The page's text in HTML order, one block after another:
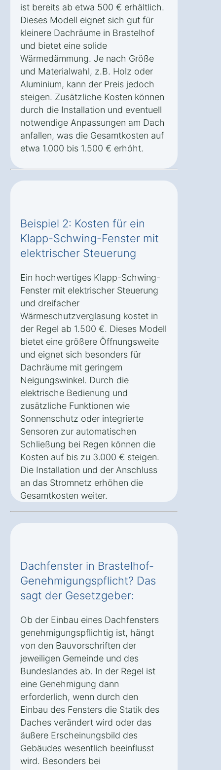
ist bereits ab etwa 500 € erhältlich.
Dieses Modell eignet sich gut für
kleinere Dachräume in Brastelhof
und bietet eine solide
Wärmedämmung. Je nach Größe
und Materialwahl, z.B. Holz oder
Aluminium, kann der Preis jedoch
steigen. Zusätzliche Kosten können
durch die Installation und eventuell
notwendige Anpassungen am Dach
anfallen, was die Gesamtkosten auf
etwa 1.000 bis 1.500 € erhöht.
Beispiel 2: Kosten für ein
Klapp-Schwing-Fenster mit
elektrischer Steuerung
Ein hochwertiges Klapp-Schwing-
Fenster mit elektrischer Steuerung
und dreifacher
Wärmeschutzverglasung kostet in
der Regel ab 1.500 €. Dieses Modell
bietet eine größere Öffnungsweite
und eignet sich besonders für
Dachräume mit geringem
Neigungswinkel. Durch die
elektrische Bedienung und
zusätzliche Funktionen wie
Sonnenschutz oder integrierte
Sensoren zur automatischen
Schließung bei Regen können die
Kosten auf bis zu 3.000 € steigen.
Die Installation und der Anschluss
an das Stromnetz erhöhen die
Gesamtkosten weiter.
Dachfenster in Brastelhof-
Genehmigungspflicht? Das
sagt der Gesetzgeber:
Ob der Einbau eines Dachfensters
genehmigungspflichtig ist, hängt
von den Bauvorschriften der
jeweiligen Gemeinde und des
Bundeslandes ab. In der Regel ist
eine Genehmigung dann
erforderlich, wenn durch den
Einbau des Fensters die Statik des
Daches verändert wird oder das
äußere Erscheinungsbild des
Gebäudes wesentlich beeinflusst
wird. Besonders bei